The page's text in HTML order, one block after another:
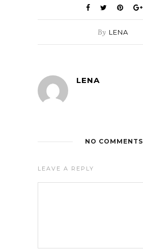
By LENA
LENA
NO COMMENTS
LEAVE A REPLY